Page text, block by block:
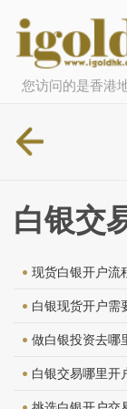
您访问的是香港
白银交
现货白银开户流
白银现货开户需
做白银投资去哪
白银交易哪里开